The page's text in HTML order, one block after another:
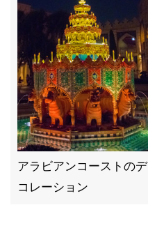
アラビアンコーストのデ
コレーション